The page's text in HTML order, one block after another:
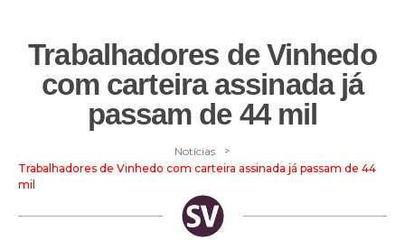
Trabalhadores de Vinhedo
com carteira assinada já
passam de 44 mil
Notícias >
Trabalhadores de Vinhedo com carteira assinada já passam de 44
mil